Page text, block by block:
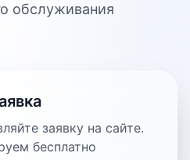
обслуживания
заявку на сайте.
бесплатно